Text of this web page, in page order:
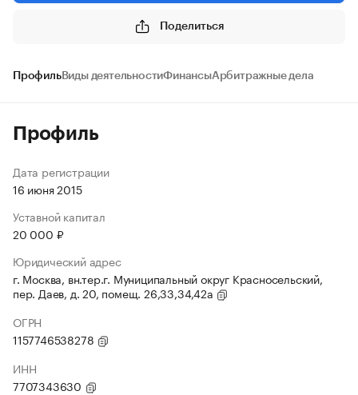
Поделиться
ПрофильВиды деятельностиФинансыАрбитражные дела
Профиль
Дата регистрации
16 июня 2015
Уставной капитал
20 000 ₽
Юридический адрес
г. Москва, вн.тер.г. Муниципальный округ Красносельский,
пер. Даев, д. 20, помещ. 26,33,34,42а
ОГРН
1157746538278
ИНН
7707343630